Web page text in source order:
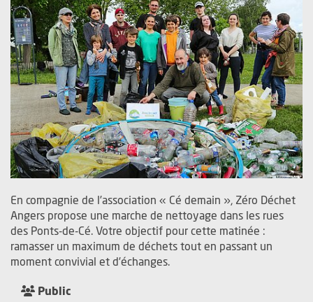
En compagnie de l’association « Cé demain », Zéro Déchet
Angers propose une marche de nettoyage dans les rues
des Ponts-de-Cé. Votre objectif pour cette matinée :
ramasser un maximum de déchets tout en passant un
moment convivial et d’échanges.
Public